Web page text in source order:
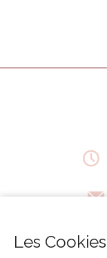
Les Cookies